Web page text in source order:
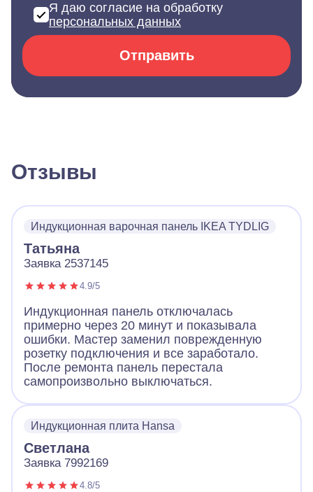
Я даю согласие на обработку
персональных данных
Отправить
Отзывы
Индукционная варочная панель IKEA TYDLIG
Татьяна
Заявка 2537145
4.9/5
Индукционная панель отключалась
примерно через 20 минут и показывала
ошибки. Мастер заменил поврежденную
розетку подключения и все заработало.
После ремонта панель перестала
самопроизвольно выключаться.
Индукционная плита Hansa
Светлана
Заявка 7992169
4.8/5